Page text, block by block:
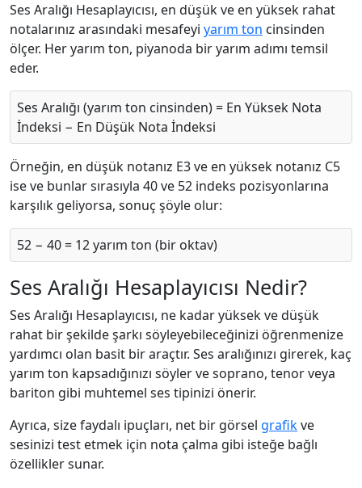
Ses Aralığı Hesaplayıcısı, en düşük ve en yüksek rahat
notalarınız arasındaki mesafeyi yarım ton cinsinden
ölçer. Her yarım ton, piyanoda bir yarım adımı temsil
eder.
Ses Aralığı (yarım ton cinsinden) = En Yüksek Nota
İndeksi − En Düşük Nota İndeksi
Örneğin, en düşük notanız E3 ve en yüksek notanız C5
ise ve bunlar sırasıyla 40 ve 52 indeks pozisyonlarına
karşılık geliyorsa, sonuç şöyle olur:
52 − 40 = 12 yarım ton (bir oktav)
Ses Aralığı Hesaplayıcısı Nedir?
Ses Aralığı Hesaplayıcısı, ne kadar yüksek ve düşük
rahat bir şekilde şarkı söyleyebileceğinizi öğrenmenize
yardımcı olan basit bir araçtır. Ses aralığınızı girerek, kaç
yarım ton kapsadığınızı söyler ve soprano, tenor veya
bariton gibi muhtemel ses tipinizi önerir.
Ayrıca, size faydalı ipuçları, net bir görsel grafikve
sesinizi test etmek için nota çalma gibi isteğe bağlı
özellikler sunar.